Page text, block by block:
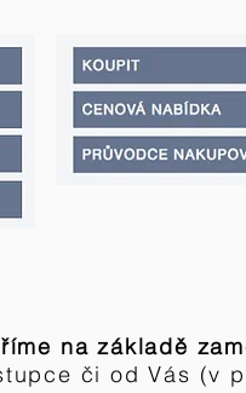
na základě
či od Vás (v